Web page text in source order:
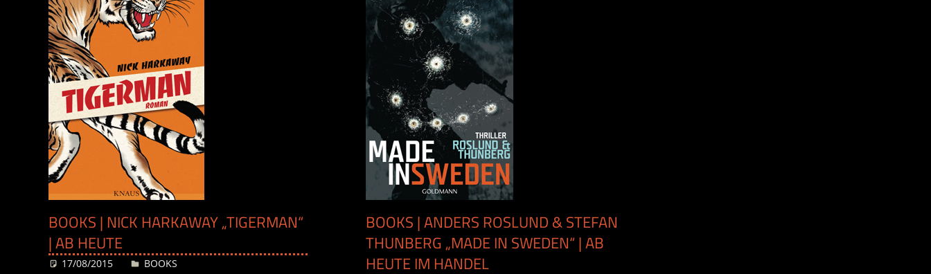
BOOKS | NICK HARKAWAY „TIGERMAN“
| AB HEUTE
17/08/2015 Desiree
BOOKS
BOOKS | ANDERS ROSLUND & STEFAN
THUNBERG „MADE IN SWEDEN“ | AB
HEUTE IM HANDEL